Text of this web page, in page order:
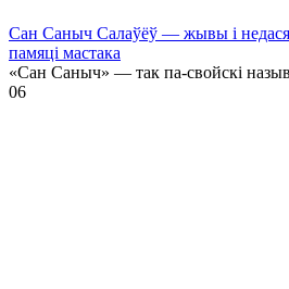
Сан Саныч Салаўёў — жывы і
памяці мастака
«Сан Саныч» — так па-свойскі
06